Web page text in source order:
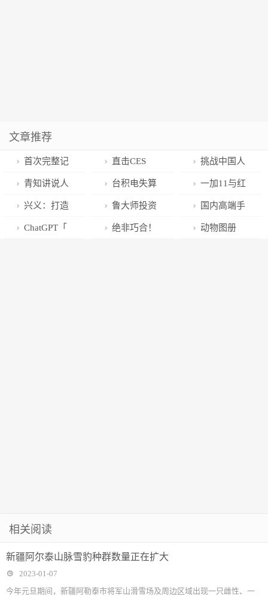
文章推荐
首次完整记
录雪豹白天睡
觉画面，一起
近距离观看祁
直击CES
2023｜未来的
汽车是这个样
子
挑战中国人
民底线！索尼
官微被禁言
青知讲说人
｜刘尧：打造
国内首批隐私
台积电失算
了！今年Q1业
绩恐下滑
一加11与红
米K60Pro全面
对比：优缺点
兴义：打造
数字阅读服务
鲁大师投资
成都智乐无限
国内高端手
机市场格局大
ChatGPT「 绝非巧合！ 动物图册
相关阅读
新疆阿尔泰山脉雪豹种群数量正在扩大
2023-01-07
今年元旦期间，新疆阿勒泰市将军山滑雪场及周边区域出现一只雌性、一